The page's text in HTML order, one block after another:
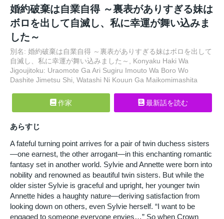
婚約破棄は自業自得 ～裏表がありすぎる妹は
ボロを出して自滅し、私に幸運が舞い込みま
した～
別名: 婚約破棄は自業自得 ～裏表がありすぎる妹はボロを出して
自滅し、私に幸運が舞い込みました～, Konyaku Haki Wa
Jigoujitoku: Uraomote Ga Ari Sugiru Imouto Wa Boro Wo
Dashite Jimetsu Shi, Watashi Ni Kouun Ga Maikomimashita
作家 最新話を読む
あらすじ
A fateful turning point arrives for a pair of twin duchess sisters
—one earnest, the other arrogant—in this enchanting romantic
fantasy set in another world. Sylvie and Annette were born into
nobility and renowned as beautiful twin sisters. But while the
older sister Sylvie is graceful and upright, her younger twin
Annette hides a haughty nature—deriving satisfaction from
looking down on others, even Sylvie herself. “I want to be
engaged to someone everyone envies…” So when Crown